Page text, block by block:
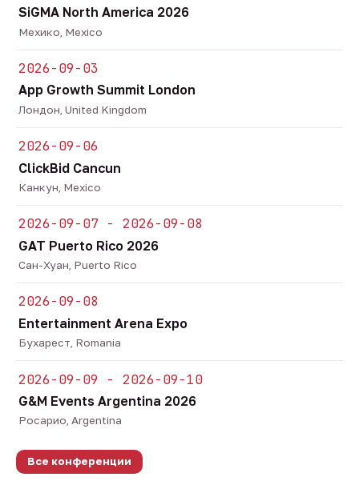
SiGMA North America 2026
Мехико, Mexico
2026-09-03
App Growth Summit London
Лондон, United Kingdom
2026-09-06
ClickBid Cancun
Канкун, Mexico
2026-09-07 - 2026-09-08
GAT Puerto Rico 2026
Сан-Хуан, Puerto Rico
2026-09-08
Entertainment Arena Expo
Бухарест, Romania
2026-09-09 - 2026-09-10
G&M Events Argentina 2026
Росарио, Argentina
Все конференции